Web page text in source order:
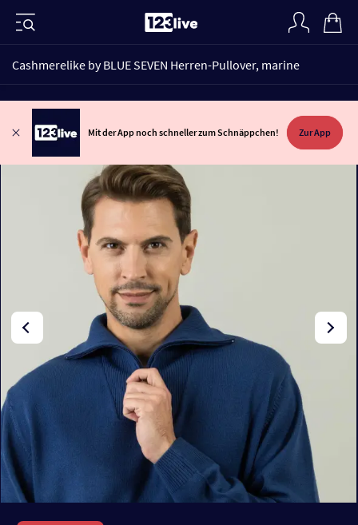
Cashmerelike by BLUE SEVEN Herren-Pullover, marine
Mit der App noch schneller zum Schnäppchen! Zur App